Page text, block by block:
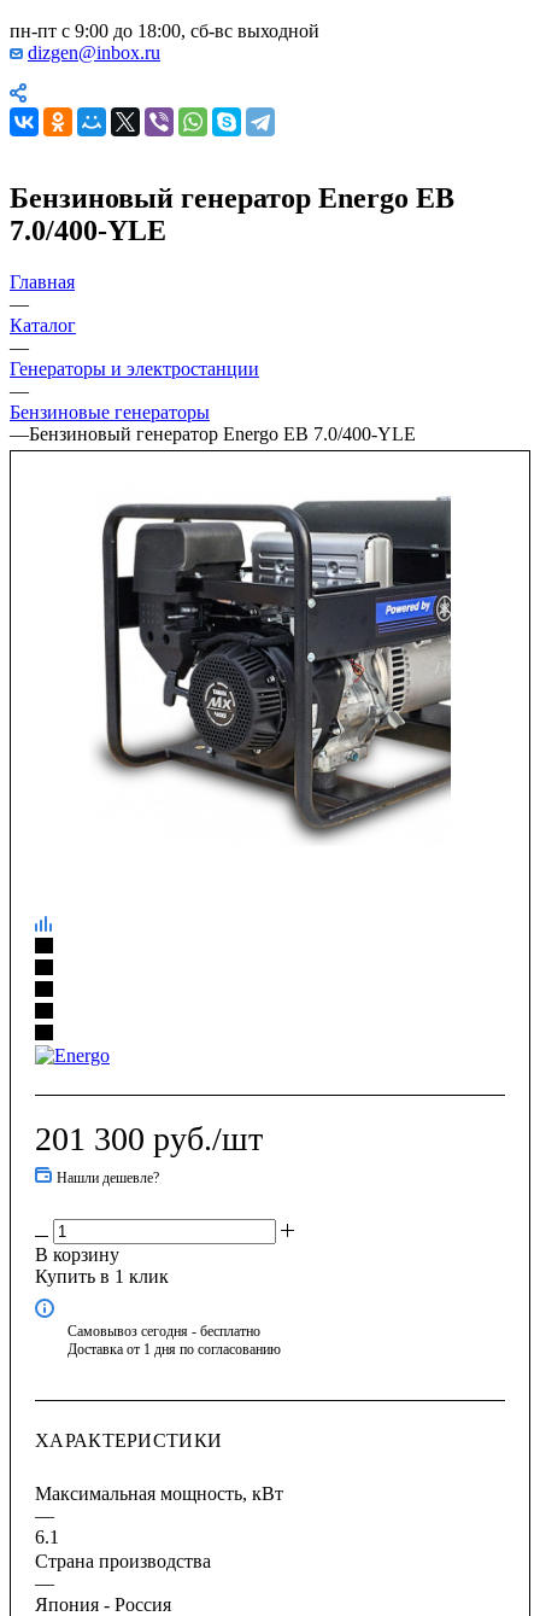
пн-пт с 9:00 до 18:00, сб-вс выходной
dizgen@inbox.ru
Бензиновый генератор Energo EB
7.0/400-YLE
Главная
—
Каталог
—
Генераторы и электростанции
—
Бензиновые генераторы
—Бензиновый генератор Energo EB 7.0/400-YLE
201 300 руб./шт
Нашли дешевле?
В корзину
Купить в 1 клик
Самовывоз сегодня - бесплатно
Доставка от 1 дня по согласованию
ХАРАКТЕРИСТИКИ
Максимальная мощность, кВт
—
6.1
Страна производства
—
Япония - Россия